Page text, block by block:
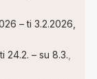
– ti 3.2.2026,
24.2. – su 8.3.